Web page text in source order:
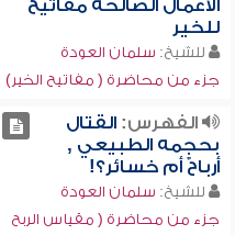
الأعمال الصالحة مفاتيح
للخير
للشيخ: سلمان العودة
جزء من محاضرة ( مفاتيح الخير)
الفهرس:القتال
بحجمه الطبيعي ,
أرباحٌ أم خسائر؟!
للشيخ: سلمان العودة
جزء من محاضرة ( مقياس الربح